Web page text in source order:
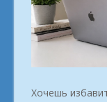
Хочешь